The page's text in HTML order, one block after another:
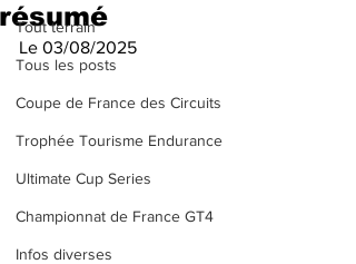
Tout terrain
Tous les posts
Coupe de France des Circuits
Trophée Tourisme Endurance
Ultimate Cup Series
Championnat de France GT4
Infos diverses
résumé
Le 03/08/2025